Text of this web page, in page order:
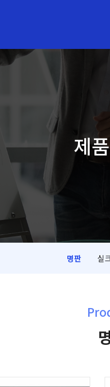
제
명판 실